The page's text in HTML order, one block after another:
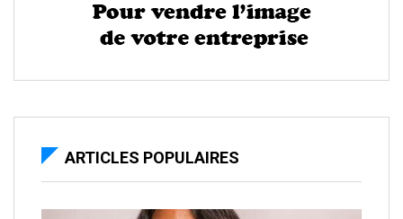
ARTICLES POPULAIRES